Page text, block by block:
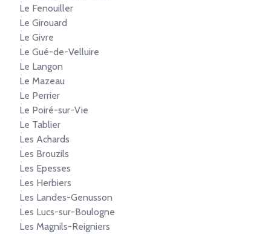
Le Fenouiller
Le Girouard
Le Givre
Le Gué-de-Velluire
Le Langon
Le Mazeau
Le Perrier
Le Poiré-sur-Vie
Le Tablier
Les Achards
Les Brouzils
Les Epesses
Les Herbiers
Les Landes-Genusson
Les Lucs-sur-Boulogne
Les Magnils-Reigniers